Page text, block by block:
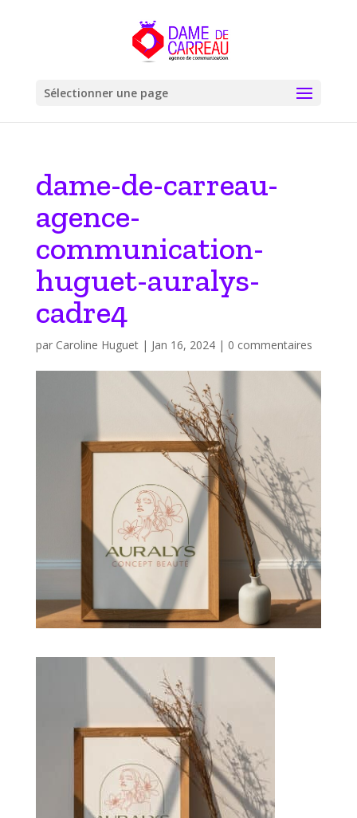
Sélectionner une page
dame-de-carreau-
agence-
communication-
huguet-auralys-
cadre4
par Caroline Huguet| Jan 16, 2024| 0 commentaires